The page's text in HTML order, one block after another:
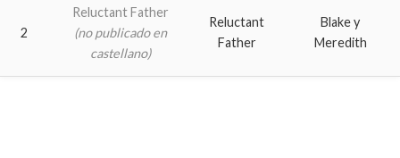
2
Reluctant Father
(no publicado en
castellano)
Reluctant
Father
Blake y
Meredith